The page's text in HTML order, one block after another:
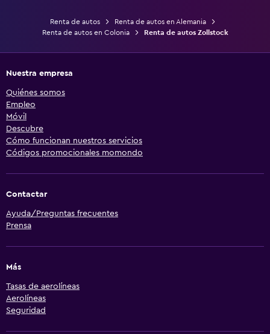
Renta de autos
Renta de autos en Alemania
Renta de autos en Colonia
Renta de autos Zollstock
Nuestra empresa
Quiénes somos
Empleo
Móvil
Descubre
Cómo funcionan nuestros servicios
Códigos promocionales momondo
Contactar
Ayuda/Preguntas frecuentes
Prensa
Más
Tasas de aerolíneas
Aerolíneas
Seguridad